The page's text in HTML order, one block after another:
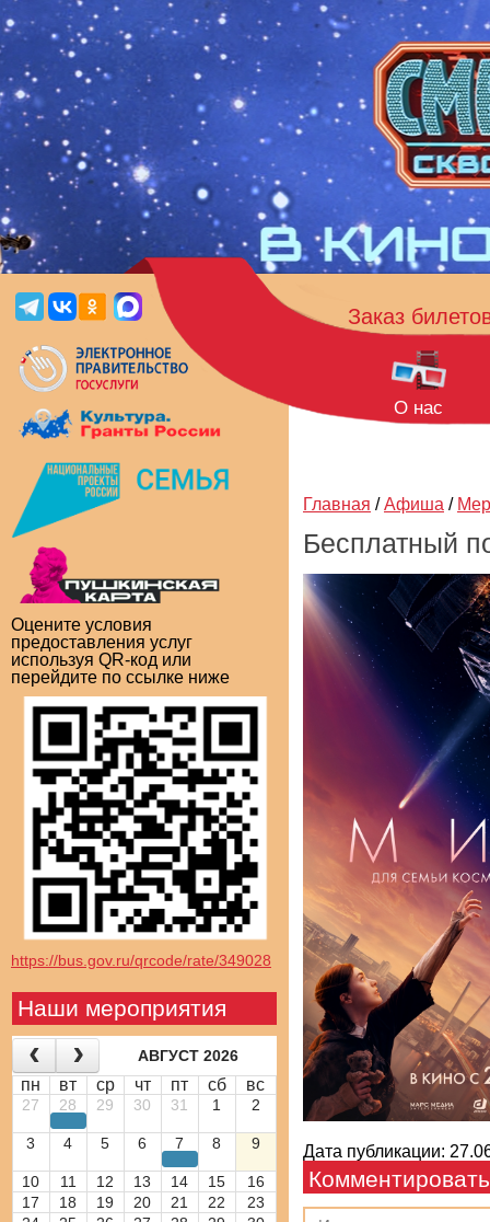
Оцените условия
предоставления услуг
используя QR-код или
перейдите по ссылке ниже
https://bus.gov.ru/qrcode/rate/349028
Наши мероприятия
АВГУСТ 2026
пн вт ср чт пт сб вс
27 28 29 30 31 1 2
3 4 5 6 7 8 9
10 11 12 13 14 15
16
17
18 19 20 21 22
23
Заказ
О нас
Главная / Афиша /
Бесплатный
Дата публикации:
Комментировать